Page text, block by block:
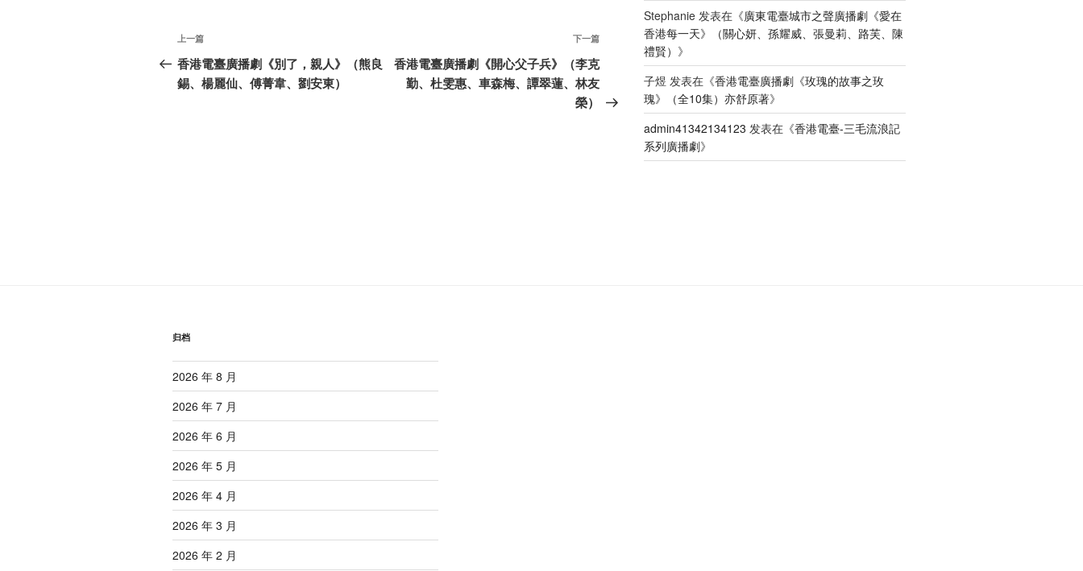
文
章
导
上
一
篇
上一篇
香港電臺廣播劇《別了，親人》（熊良
錫、楊麗仙、傅菁韋、劉安東）
下
一
篇
文
下一篇
香港電臺廣播劇《開心父子兵》（李克
勤、杜雯惠、車森梅、譚翠蓮、林友
榮）
Stephanie发表在《廣東電臺城市之聲廣播劇《愛在
香港每一天》（關心妍、孫耀威、張曼莉、路芙、陳
禮賢） 》
子煜 发表在《香港電臺廣播劇《玫瑰的故事之玫
瑰》（全10集）亦舒原著》
admin41342134123 发表在《香港電臺-三毛流浪記
系列廣播劇》
归档
2026 年 8 月
2026 年 7 月
2026 年 6 月
2026 年 5 月
2026 年 4 月
2026 年 3 月
2026 年 2 月